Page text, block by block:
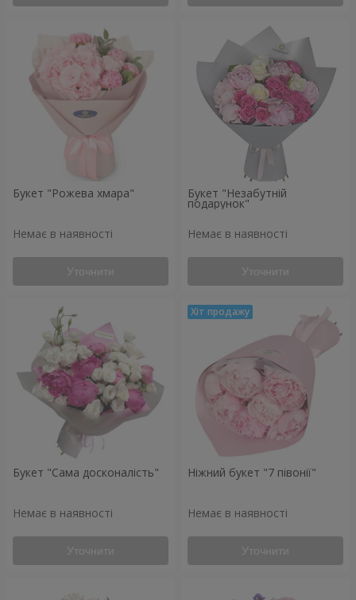
Букет "Рожева хмара"
Немає в наявності
Уточнити
Букет "Незабутній
подарунок"
Немає в наявності
Уточнити
Букет "Сама досконалість"
Немає в наявності
Уточнити
Ніжний букет "7 півонії"
Немає в наявності
Уточнити